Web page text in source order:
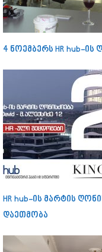
4 ნოემბერს HR hub-ის
HR hub-ის მარტის
დაეთმობა